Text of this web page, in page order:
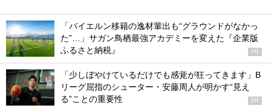
「バイエルン移籍の逸材輩出も“グラウンドがなかっ
た”…」サガン鳥栖最強アカデミーを変えた『企業版
ふるさと納税』
PR
「少しぼやけているだけでも感覚が狂ってきます」B
リーグ屈指のシューター・安藤周人が明かす“見え
る”ことの重要性
PR